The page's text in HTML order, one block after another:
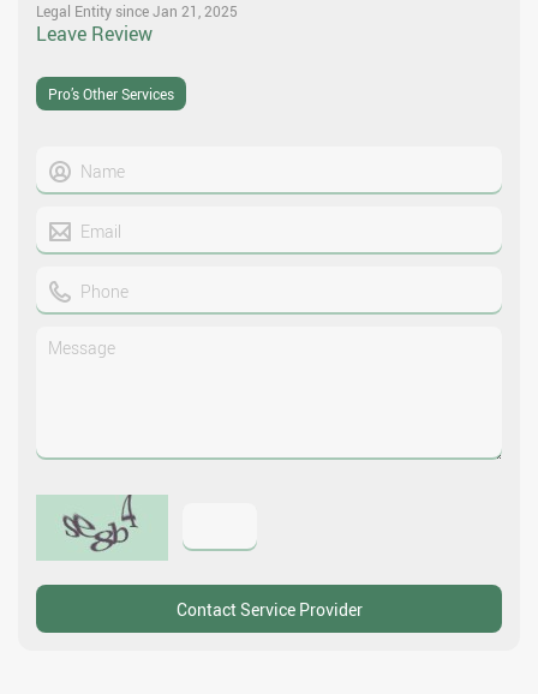
Legal Entity since Jan 21, 2025
Leave Review
Pro’s Other Services